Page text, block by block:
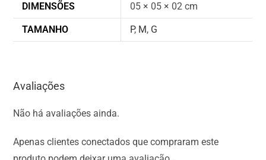
DIMENSÕES 05 × 05 × 02 cm
TAMANHO P, M, G
Avaliações
Não há avaliações ainda.
Apenas clientes conectados que compraram este